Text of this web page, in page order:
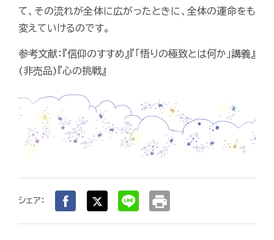
て、その流れが全体に広がったときに、全体の運命をも
変えていけるのです。
参考文献：『信仰のすすめ』『「悟りの極致とは何か」講義』
(非売品)『心の挑戦』
シェア： print